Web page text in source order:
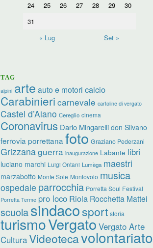
24
25 26 27 28 29
30
31
« Lug
Set »
TAG
alpini arte auto e motori calcio
Carabinieri carnevale cartoline di vergato
Castel d’Aiano Cereglio cinema
Coronavirus Dario Mingarelli don Silvano
ferrovia porrettana foto Graziano Pederzani
Grizzanaguerra inaugurazione Labante libri
luciano marchi Luigi Ontani Lumèga maestri
marzabotto Monte Sole Montovolo musica
ospedale parrocchia Porretta Soul Festival
Porretta Terme pro loco Riola Rocchetta Mattei
scuolasindacosport storia
turismoVergato Vergato Arte
CulturaVideotecavolontariato